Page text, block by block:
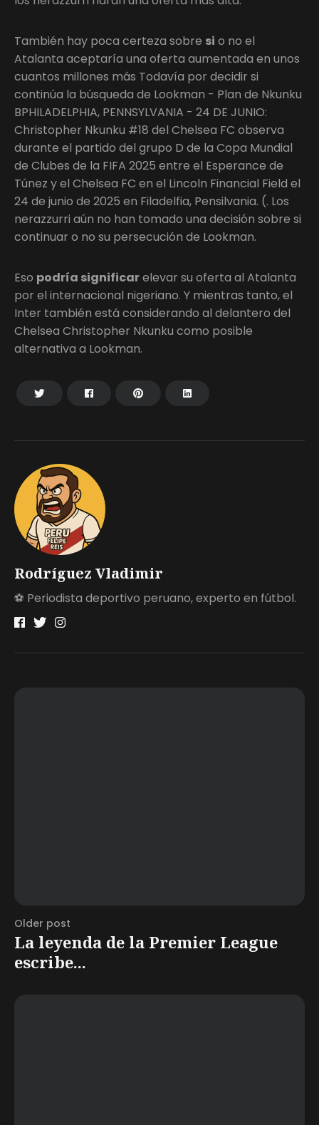
Rodríguez Vladimir
⚽ Periodista deportivo peruano, experto en fútbol.
También hay poca certeza sobre si o no el
Atalanta aceptaría una oferta aumentada en unos
cuantos millones más Todavía por decidir si
continúa la búsqueda de Lookman - Plan de Nkunku
BPHILADELPHIA, PENNSYLVANIA - 24 DE JUNIO:
Christopher Nkunku #18 del Chelsea FC observa
durante el partido del grupo D de la Copa Mundial
de Clubes de la FIFA 2025 entre el Esperance de
Túnez y el Chelsea FC en el Lincoln Financial Field el
24 de junio de 2025 en Filadelfia, Pensilvania. (. Los
nerazzurri aún no han tomado una decisión sobre si
continuar o no su persecución de Lookman.
Eso podría significarelevar su oferta al Atalanta
por el internacional nigeriano. Y mientras tanto, el
Inter también está considerando al delantero del
Chelsea Christopher Nkunku como posible
alternativa a Lookman.
Older post
La leyenda de la Premier League
escribe...